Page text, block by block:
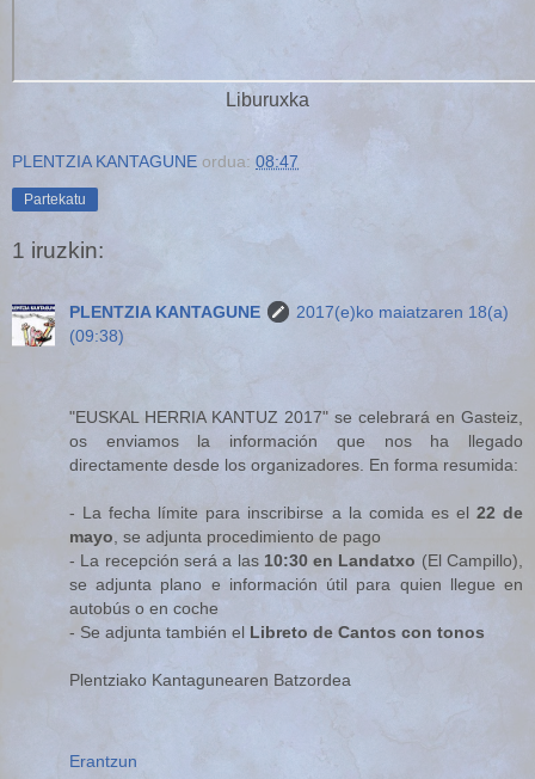
Liburuxka
PLENTZIA KANTAGUNE ordua: 08:47
Partekatu
1 iruzkin:
PLENTZIA KANTAGUNE
2017(e)ko maiatzaren 18(a)
(09:38)
"EUSKAL HERRIA KANTUZ 2017" se celebrará en Gasteiz,
os enviamos la información que nos ha llegado
directamente desde los organizadores. En forma resumida:
- La fecha límite para inscribirse a la comida es el 22 de
mayo, se adjunta procedimiento de pago
- La recepción será a las 10:30 en Landatxo (El Campillo),
se adjunta plano e información útil para quien llegue en
autobús o en coche
- Se adjunta también el Libreto de Cantos con tonos
Plentziako Kantagunearen Batzordea
Erantzun